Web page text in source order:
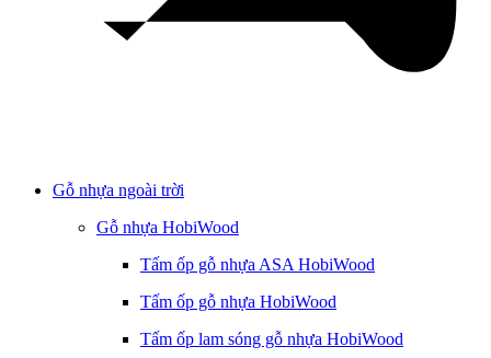
Gỗ nhựa ngoài trời
Gỗ nhựa HobiWood
Tấm ốp gỗ nhựa ASA HobiWood
Tấm ốp gỗ nhựa HobiWood
Tấm ốp lam sóng gỗ nhựa HobiWood